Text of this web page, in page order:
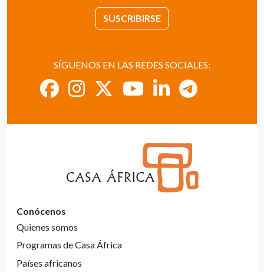
SUSCRIBIRSE
SÍGUENOS EN LAS REDES SOCIALES:
Conócenos
Quienes somos
Programas de Casa África
Países africanos